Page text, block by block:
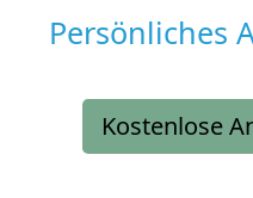
Persönliches
Kostenlose